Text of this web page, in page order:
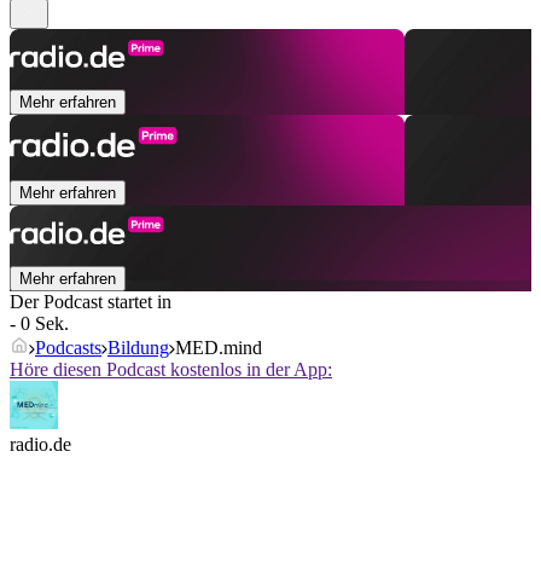
Mehr erfahren
Mehr erfahren
Mehr erfahren
Der Podcast startet in
- 0 Sek.
Podcasts Bildung MED.mind
Höre diesen Podcast kostenlos in der App:
radio.de